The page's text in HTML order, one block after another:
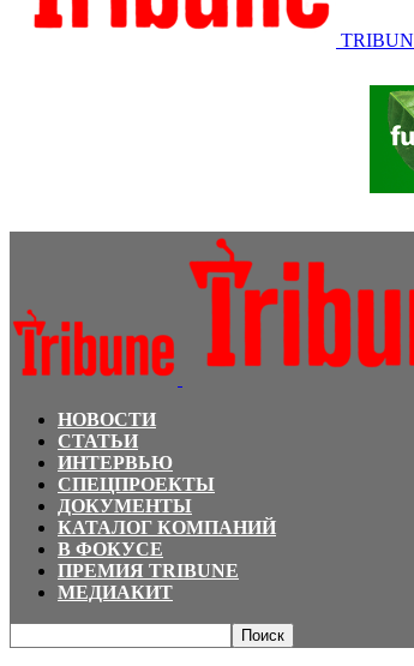
НОВОСТИ
СТАТЬИ
ИНТЕРВЬЮ
СПЕЦПРОЕКТЫ
ДОКУМЕНТЫ
КАТАЛОГ КОМПАНИЙ
В ФОКУСЕ
ПРЕМИЯ TRIBUNE
МЕДИАКИТ